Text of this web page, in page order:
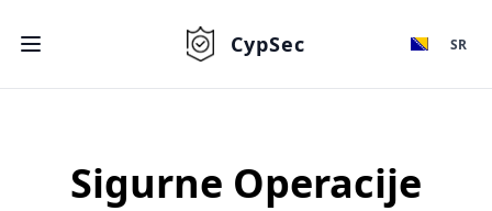
CypSec SR
Sigurne Operacije